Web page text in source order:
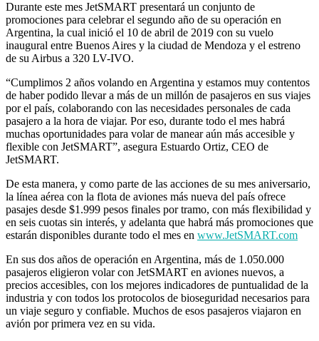
Durante este mes JetSMART presentará un conjunto de
promociones para celebrar el segundo año de su operación en
Argentina, la cual inició el 10 de abril de 2019 con su vuelo
inaugural entre Buenos Aires y la ciudad de Mendoza y el estreno
de su Airbus a 320 LV-IVO.
“Cumplimos 2 años volando en Argentina y estamos muy contentos
de haber podido llevar a más de un millón de pasajeros en sus viajes
por el país, colaborando con las necesidades personales de cada
pasajero a la hora de viajar. Por eso, durante todo el mes habrá
muchas oportunidades para volar de manear aún más accesible y
flexible con JetSMART”, asegura Estuardo Ortiz, CEO de
JetSMART.
De esta manera, y como parte de las acciones de su mes aniversario,
la línea aérea con la flota de aviones más nueva del país ofrece
pasajes desde $1.999 pesos finales por tramo, con más flexibilidad y
en seis cuotas sin interés, y adelanta que habrá más promociones que
estarán disponibles durante todo el mes en www.JetSMART.com
En sus dos años de operación en Argentina, más de 1.050.000
pasajeros eligieron volar con JetSMART en aviones nuevos, a
precios accesibles, con los mejores indicadores de puntualidad de la
industria y con todos los protocolos de bioseguridad necesarios para
un viaje seguro y confiable. Muchos de esos pasajeros viajaron en
avión por primera vez en su vida.